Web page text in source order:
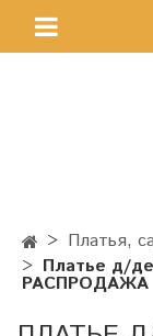
Платья,
Платье д/
РАСПРОДАЖА